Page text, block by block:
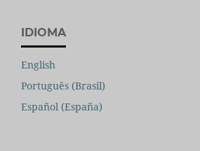
IDIOMA
English
Português (Brasil)
Español (España)